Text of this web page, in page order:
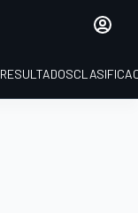
RESULTADOS